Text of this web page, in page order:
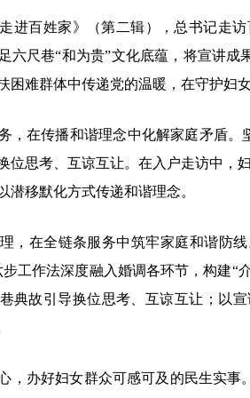
百姓家》（第二辑），总书记走访
六尺巷“和为贵”文化底蕴，将宣讲
困难群体中传递党的温暖，在守护妇
在传播和谐理念中化解家庭矛盾。
位思考、互谅互让。在入户走访中，
潜移默化方式传递和谐理念。
在全链条服务中筑牢家庭和谐防线
步工作法深度融入婚调各环节，构建
典故引导换位思考、互谅互让；以
办好妇女群众可感可及的民生实事